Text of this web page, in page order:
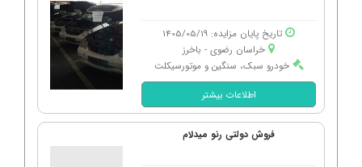
تاریخ پایان مزایده: 1405/05/19
خراسان رضوی - باخرز
خودرو سبک، سنگین و موتورسیکلت
اطلاعات بیشتر
فروش دولتی رنو میدلام